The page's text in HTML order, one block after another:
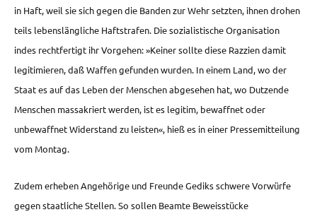
in Haft, weil sie sich gegen die Banden zur Wehr setzten, ihnen drohen
teils lebenslängliche Haftstrafen. Die sozialistische Organisation
indes rechtfertigt ihr Vorgehen: »Keiner sollte diese Razzien damit
legitimieren, daß Waffen gefunden wurden. In einem Land, wo der
Staat es auf das Leben der Menschen abgesehen hat, wo Dutzende
Menschen massakriert werden, ist es legitim, bewaffnet oder
unbewaffnet Widerstand zu leisten«, hieß es in einer Pressemitteilung
vom Montag.
Zudem erheben Angehörige und Freunde Gediks schwere Vorwürfe
gegen staatliche Stellen. So sollen Beamte Beweisstücke